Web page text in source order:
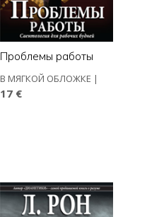
Проблемы работы
В МЯГКОЙ ОБЛОЖКЕ |
17 €